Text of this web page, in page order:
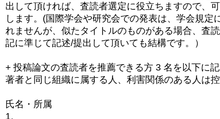
出して頂ければ、査読者選定に役立ちますので、
します。(国際学会や研究会での発表は、学会規定
れませんが、似たタイトルのものがある場合、 査
記に準じて記述/提出して頂いても結構です。）
+ 投稿論文の査読者を推薦できる方 3 名を以下に
著者と同じ組織に属する人、 利害関係のある人は
氏名・所属
1.